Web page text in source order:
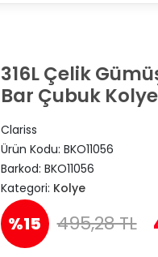
316L Çelik
Bar Çubuk Kolye
Clariss
Ürün Kodu: BKO11056
Barkod: BKO11056
Kategori: Kolye
%15 495,28 TL